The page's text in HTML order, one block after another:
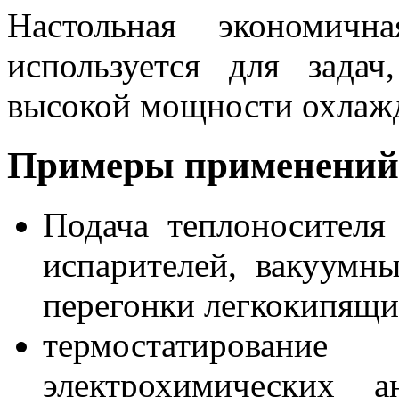
Настольная
используется для
высокой мощности
Примеры применений
Подача
испарителей,
перегонки
электрохимических